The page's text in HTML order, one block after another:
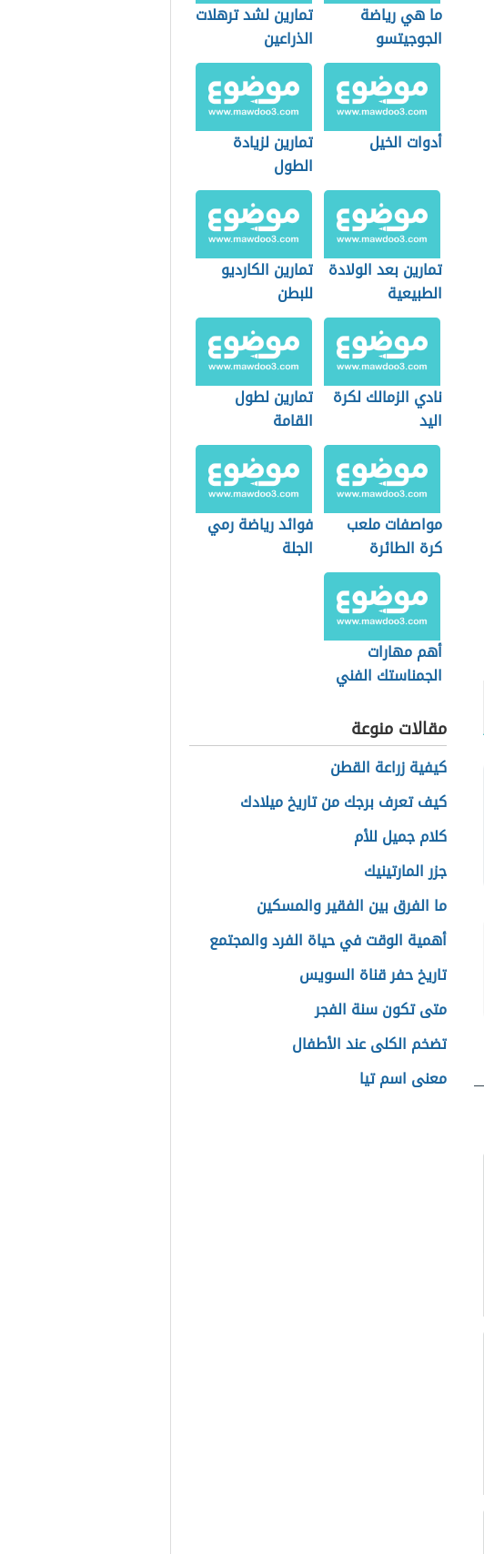
ما هي رياضة
الجوجيتسو
تمارين لشد ترهلات
الذراعين
أدوات الخيل
تمارين لزيادة
الطول
تمارين بعد الولادة
الطبيعية
تمارين الكارديو
للبطن
نادي الزمالك لكرة
اليد
تمارين لطول
القامة
مواصفات ملعب
كرة الطائرة
الشاطئية
فوائد رياضة رمي
الجلة
أهم مهارات
الجمناستك الفني
مقالات منوعة
كيفية زراعة القطن
كيف تعرف برجك من تاريخ ميلادك
كلام جميل للأم
جزر المارتينيك
ما الفرق بين الفقير والمسكين
أهمية الوقت في حياة الفرد والمجتمع
تاريخ حفر قناة السويس
متى تكون سنة الفجر
تضخم الكلى عند الأطفال
معنى اسم تيا